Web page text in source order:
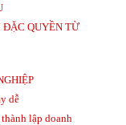
ĐẶC QUYỀN TỪ
dễ
lập doanh